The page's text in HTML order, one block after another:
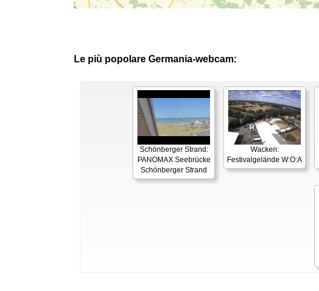
Le più popolare Germania-webcam:
Schönberger Strand:
PANOMAX Seebrücke
Schönberger Strand
Wacken:
Festivalgelände W:O:A